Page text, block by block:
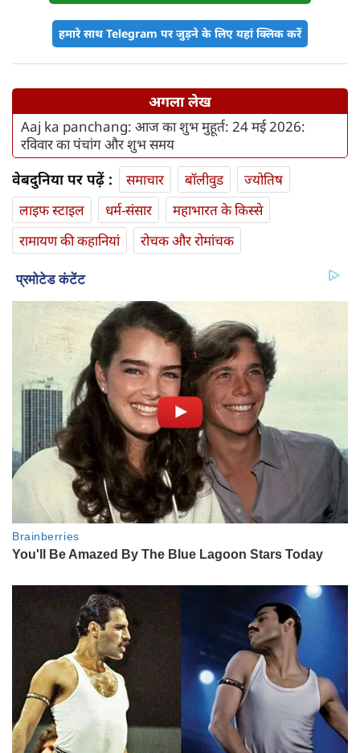
हमारे साथ Telegram पर जुड़ने के लिए यहां क्लिक करें
अगला लेख
Aaj ka panchang: आज का शुभ मुहूर्त: 24 मई 2026:
रविवार का पंचांग और शुभ समय
वेबदुनिया पर पढ़ें : समाचार बॉलीवुड
ज्योतिष
लाइफ स्‍टाइल
धर्म-संसार
महाभारत के किस्से
रामायण की कहानियां
रोचक और रोमांचक